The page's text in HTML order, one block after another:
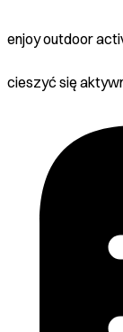
enjoy outdoor
cieszyć się